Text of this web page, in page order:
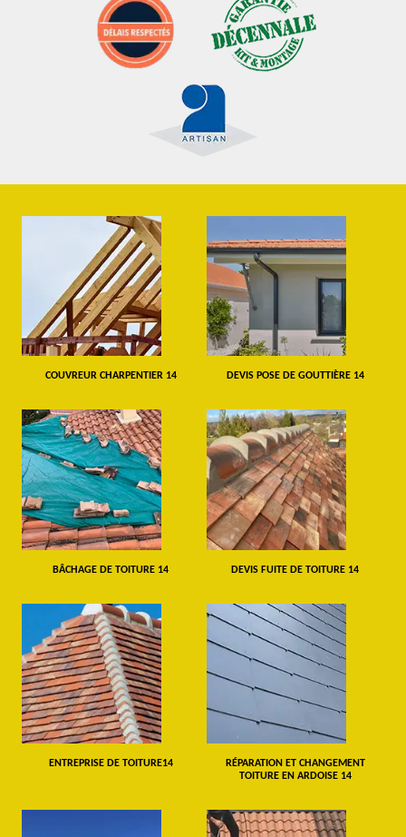
COUVREUR CHARPENTIER 14 DEVIS POSE DE GOUTTIÈRE 14
BÂCHAGE DE TOITURE 14 DEVIS FUITE DE TOITURE 14
ENTREPRISE DE TOITURE14
RÉPARATION ET CHANGEMENT
TOITURE EN ARDOISE 14